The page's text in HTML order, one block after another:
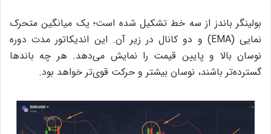
بولینگر باندز از سه خط تشکیل شده است؛ یک میانگین متحرک
نمایی (EMA) و دو کانال در زیر آن. این اندیکاتور مدت دوره
نوسان بالا و پایین قیمت را نمایش می‌دهد. هر چه باندها
گسترده‌تر باشند، نوسان بیشتر و حرکت قوی‌تر خواهد بود.